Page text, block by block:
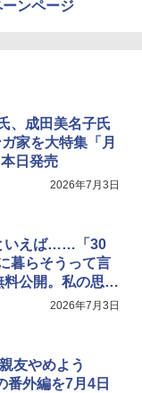
ンページ
、成田美名子氏
家を大特集「月
日発売
2026年7月3日
いえば……「30
暮らそうって言
公開。私の思い
2026年7月3日
友やめよう
番外編を7月4日